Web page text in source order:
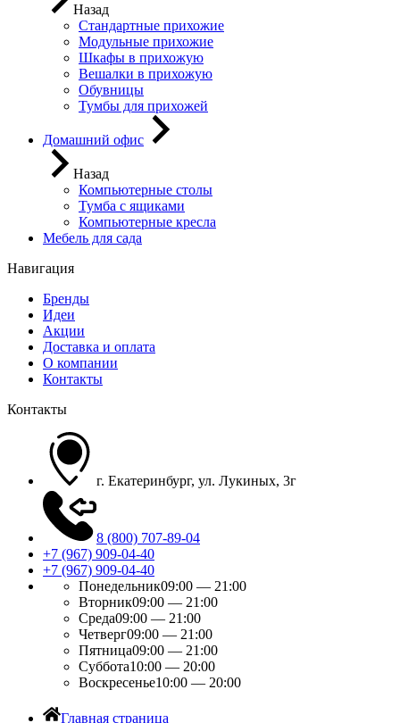
Назад
Стандартные прихожие
Модульные прихожие
Шкафы в прихожую
Вешалки в прихожую
Обувницы
Тумбы для прихожей
Домашний офис
Назад
Компьютерные столы
Тумба с ящиками
Компьютерные кресла
Мебель для сада
Навигация
Бренды
Идеи
Акции
Доставка и оплата
О компании
Контакты
Контакты
г. Екатеринбург, ул. Лукиных, 3г
8 (800) 707-89-04
+7 (967) 909-04-40
+7 (967) 909-04-40
Понедельник09:00 — 21:00
Вторник09:00 — 21:00
Среда09:00 — 21:00
Четверг09:00 — 21:00
Пятница09:00 — 21:00
Суббота10:00 — 20:00
Воскресенье10:00 — 20:00
Главная страница